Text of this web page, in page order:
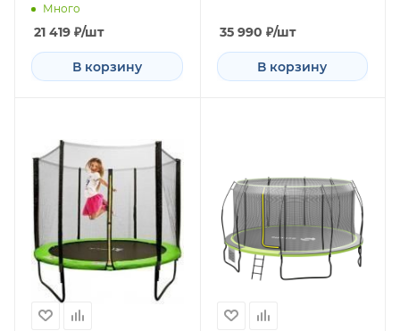
Много
21 419 ₽/шт
В корзину
35 990 ₽/шт
В корзину